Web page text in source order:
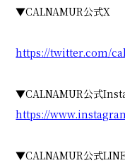
▼CALNAMUR公式X
https://twitter.com/
▼CALNAMUR公式
https://
▼CALNAMUR公式